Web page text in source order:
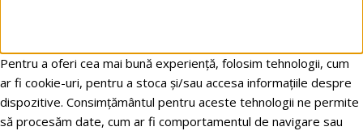
Pentru a oferi cea mai bună experiență, folosim tehnologii, cum
ar fi cookie-uri, pentru a stoca și/sau accesa informațiile despre
dispozitive. Consimțământul pentru aceste tehnologii ne permite
să procesăm date, cum ar fi comportamentul de navigare sau